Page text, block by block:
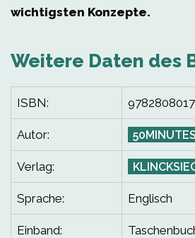
wichtigsten Konzepte.
Weitere Daten des
ISBN:
Autor: 50MINUTES
Verlag:
Sprache: Englisch
Einband: